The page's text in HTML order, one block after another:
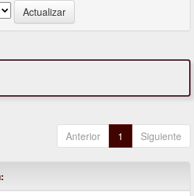
Anterior 1 Siguiente